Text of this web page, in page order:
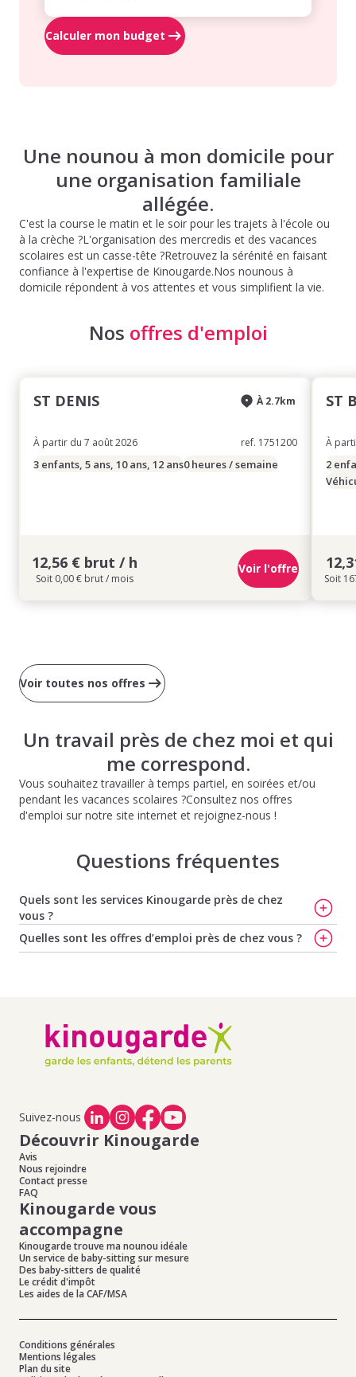
Calculer mon budget
Une nounou à mon domicile pour
une organisation familiale
allégée.
C'est la course le matin et le soir pour les trajets à l'école ou
à la crèche ?L'organisation des mercredis et des vacances
scolaires est un casse-tête ?Retrouvez la sérénité en faisant
confiance à l'expertise de Kinougarde.Nos nounous à
domicile répondent à vos attentes et vous simplifient la vie.
Nos offres d'emploi
ST DENIS
À partir du 7 août 2026
À 2.7km
ref. 1751200
3 enfants, 5 ans, 10 ans, 12 ans0 heures / semaine
12,56 € brut / h
Soit 0,00 € brut / mois
Voir l'offre
ST
À
2
Soit
Voir toutes nos offres
Un travail près de chez moi et qui
me correspond.
Vous souhaitez travailler à temps partiel, en soirées et/ou
pendant les vacances scolaires ?Consultez nos offres
d'emploi sur notre site internet et rejoignez-nous !
Questions fréquentes
Quels sont les services Kinougarde près de chez
vous ?
Avec Kinougarde, trouvez enfin la baby-sitter idéale à
Aubervilliers
Ne cherchez plus votre nounou à
sitter à Asnières-sur-Seine en toute simplicité
Quelles sont les offres d’emploi près de chez vous ?
à La Courneuve
Offres d'emploi de baby-sitting à Pierrefitte Sur Seine
Offres d'emploi de baby-sitting à Villetaneuse
d'emploi de baby-sitting à Groslay
à Deuil La Barre
Suivez-nous
Découvrir Kinougarde
Avis
Nous rejoindre
Contact presse
FAQ
Kinougarde vous
accompagne
Kinougarde trouve ma nounou idéale
Un service de baby-sitting sur mesure
Des baby-sitters de qualité
Le crédit d'impôt
Les aides de la CAF/MSA
Conditions générales
Mentions légales
Plan du site